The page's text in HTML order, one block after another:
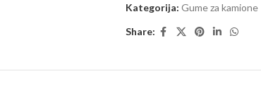
Kategorija: Gume za kamione
Share: